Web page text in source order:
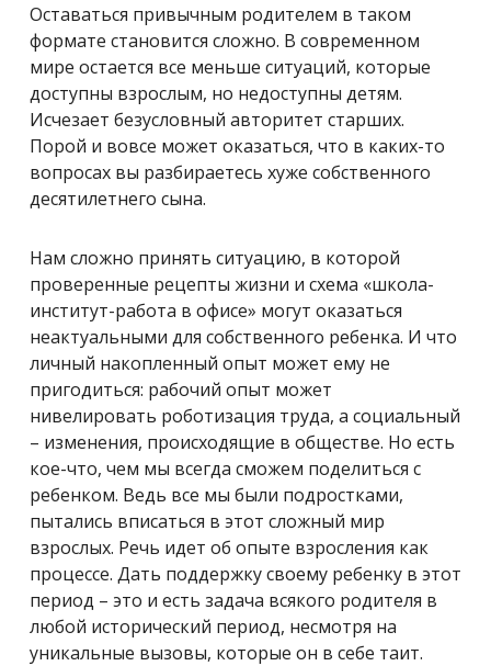
Оставаться привычным родителем в таком
формате становится сложно. В современном
мире остается все меньше ситуаций, которые
доступны взрослым, но недоступны детям.
Исчезает безусловный авторитет старших.
Порой и вовсе может оказаться, что в каких-то
вопросах вы разбираетесь хуже собственного
десятилетнего сына.
Нам сложно принять ситуацию, в которой
проверенные рецепты жизни и схема «школа-
институт-работа в офисе» могут оказаться
неактуальными для собственного ребенка. И что
личный накопленный опыт может ему не
пригодиться: рабочий опыт может
нивелировать роботизация труда, а социальный
– изменения, происходящие в обществе. Но есть
кое-что, чем мы всегда сможем поделиться с
ребенком. Ведь все мы были подростками,
пытались вписаться в этот сложный мир
взрослых. Речь идет об опыте взросления как
процессе. Дать поддержку своему ребенку в этот
период – это и есть задача всякого родителя в
любой исторический период, несмотря на
уникальные вызовы, которые он в себе таит.